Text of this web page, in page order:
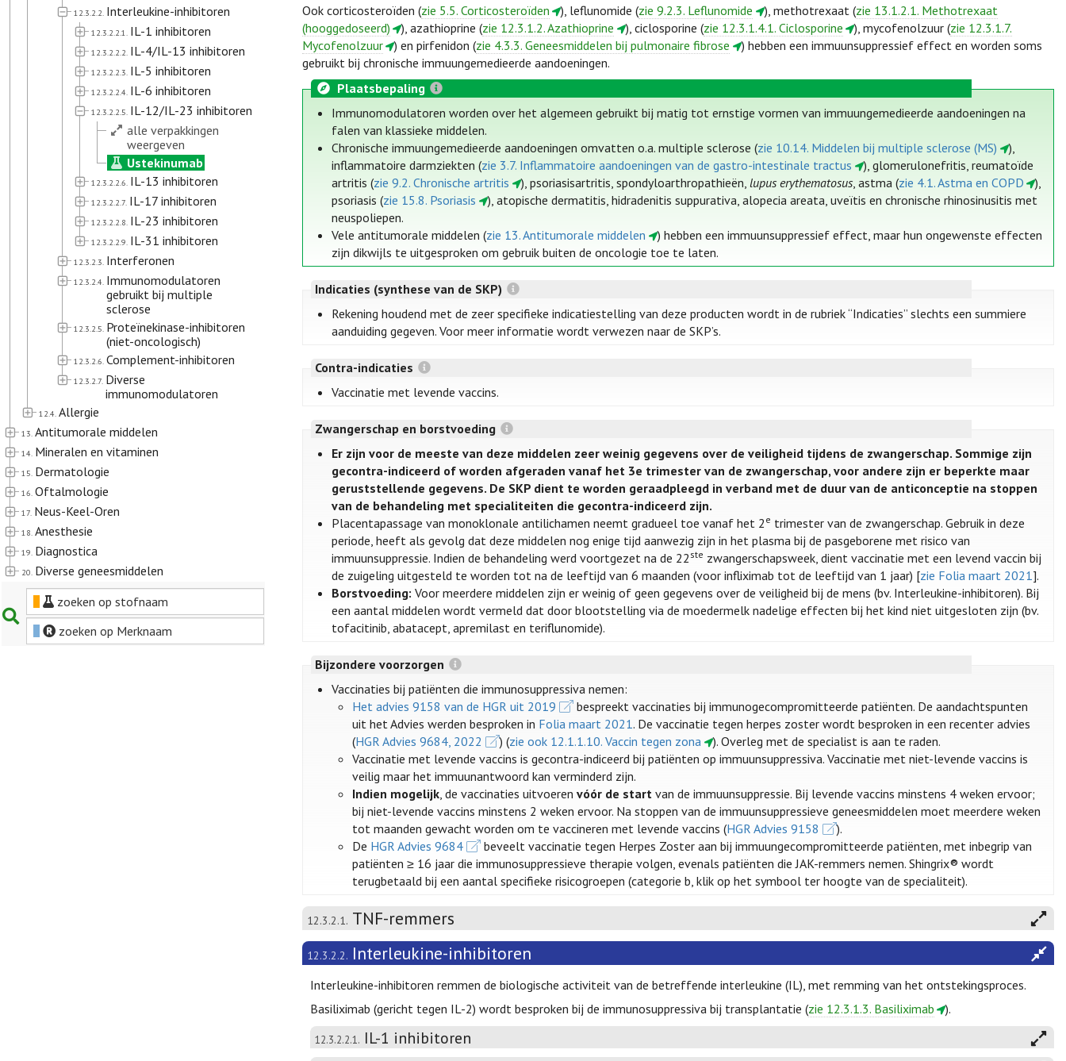
12.3.2.2. Interleukine-inhibitoren
12.3.2.2.1. IL-1 inhibitoren
12.3.2.2.2. IL-4/IL-13 inhibitoren
12.3.2.2.3. IL-5 inhibitoren
12.3.2.2.4. IL-6 inhibitoren
12.3.2.2.5. IL-12/IL-23 inhibitoren
alle verpakkingen
weergeven
Ustekinumab
12.3.2.2.6. IL-13 inhibitoren
12.3.2.2.7. IL-17 inhibitoren
12.3.2.2.8. IL-23 inhibitoren
12.3.2.2.9. IL-31 inhibitoren
12.3.2.3. Interferonen
12.3.2.4. Immunomodulatoren
gebruikt bij multiple
sclerose
12.3.2.5. Proteïnekinase-inhibitoren
(niet-oncologisch)
12.3.2.6. Complement-inhibitoren
12.3.2.7. Diverse
immunomodulatoren
12.4. Allergie
13. Antitumorale middelen
14. Mineralen en vitaminen
15. Dermatologie
16. Oftalmologie
17. Neus-Keel-Oren
18. Anesthesie
19. Diagnostica
20. Diverse geneesmiddelen
zoeken op stofnaam
zoeken op Merknaam
Ook corticosteroïden (zie 5.5. Corticosteroïden ), leflunomide (zie 9.2.3. Leflunomide ), methotrexaat (zie 13.1.2.1. Methotrexaat
(hooggedoseerd)
), azathioprine (zie 12.3.1.2. Azathioprine ), ciclosporine (zie 12.3.1.4.1. Ciclosporine ), mycofenolzuur (zie 12.3.1.7.
Mycofenolzuur
) en pirfenidon (zie 4.3.3. Geneesmiddelen bij pulmonaire fibrose
) hebben een immuunsuppressief effect en worden soms
gebruikt bij chronische immuungemedieerde aandoeningen.
Plaatsbepaling
Immunomodulatoren worden over het algemeen gebruikt bij matig tot ernstige vormen van immuungemedieerde aandoeningen na
falen van klassieke middelen.
Chronische immuungemedieerde aandoeningen omvatten o.a. multiple sclerose (zie 10.14. Middelen bij multiple sclerose (MS)
),
inflammatoire darmziekten (zie 3.7. Inflammatoire aandoeningen van de gastro-intestinale tractus
), glomerulonefritis, reumatoïde
artritis (zie 9.2. Chronische artritis ), psoriasisartritis, spondyloarthropathieën, lupus erythematosus, astma (zie 4.1. Astma en COPD
),
psoriasis (zie 15.8. Psoriasis
), atopische dermatitis, hidradenitis suppurativa, alopecia areata, uveïtis en chronische rhinosinusitis met
neuspoliepen.
Vele antitumorale middelen (zie 13. Antitumorale middelen
) hebben een immuunsuppressief effect, maar hun ongewenste effecten
zijn dikwijls te uitgesproken om gebruik buiten de oncologie toe te laten.
Indicaties (synthese van de SKP)
Rekening houdend met de zeer specifieke indicatiestelling van deze producten wordt in de rubriek “Indicaties” slechts een summiere
aanduiding gegeven. Voor meer informatie wordt verwezen naar de SKP’s.
Contra-indicaties
Vaccinatie met levende vaccins.
Zwangerschap en borstvoeding
Er zijn voor de meeste van deze middelen zeer weinig gegevens over de veiligheid tijdens de zwangerschap. Sommige zijn
gecontra-indiceerd of worden afgeraden vanaf het 3e trimester van de zwangerschap, voor andere zijn er beperkte maar
geruststellende gegevens. De SKP dient te worden geraadpleegd in verband met de duur van de anticonceptie na stoppen
van de behandeling met specialiteiten die gecontra-indiceerd zijn.
Placentapassage van monoklonale antilichamen neemt gradueel toe vanaf het 2 e trimester van de zwangerschap. Gebruik in deze
periode, heeft als gevolg dat deze middelen nog enige tijd aanwezig zijn in het plasma bij de pasgeborene met risico van
immuunsuppressie. Indien de behandeling werd voortgezet na de 22 ste zwangerschapsweek, dient vaccinatie met een levend vaccin bij
de zuigeling uitgesteld te worden tot na de leeftijd van 6 maanden (voor infliximab tot de leeftijd van 1 jaar) [zie Folia maart 2021].
Borstvoeding: Voor meerdere middelen zijn er weinig of geen gegevens over de veiligheid bij de mens (bv. Interleukine-inhibitoren). Bij
een aantal middelen wordt vermeld dat door blootstelling via de moedermelk nadelige effecten bij het kind niet uitgesloten zijn (bv.
tofacitinib, abatacept, apremilast en teriflunomide).
Bijzondere voorzorgen
Vaccinaties bij patiënten die immunosuppressiva nemen:
Het advies 9158 van de HGR uit 2019
bespreekt vaccinaties bij immunogecompromitteerde patiënten. De aandachtspunten
uit het Advies werden besproken in Folia maart 2021. De vaccinatie tegen herpes zoster wordt besproken in een recenter advies
(HGR Advies 9684, 2022 ) (zie ook 12.1.1.10. Vaccin tegen zona
). Overleg met de specialist is aan te raden.
Vaccinatie met levende vaccins is gecontra-indiceerd bij patiënten op immuunsuppressiva. Vaccinatie met niet-levende vaccins is
veilig maar het immuunantwoord kan verminderd zijn.
Indien mogelijk, de vaccinaties uitvoerenvóór de start van de immuunsuppressie. Bij levende vaccins minstens 4 weken ervoor;
bij niet-levende vaccins minstens 2 weken ervoor. Na stoppen van de immuunsuppressieve geneesmiddelen moet meerdere weken
tot maanden gewacht worden om te vaccineren met levende vaccins (HGR Advies 9158
).
De HGR Advies 9684
beveelt vaccinatie tegen Herpes Zoster aan bij immuungecompromitteerde patiënten, met inbegrip van
patiënten ≥ 16 jaar die immunosuppressieve therapie volgen, evenals patiënten die JAK-remmers nemen. Shingrix® wordt
terugbetaald bij een aantal specifieke risicogroepen (categorie b, klik op het symbool ter hoogte van de specialiteit).
12.3.2.1. TNF-remmers
12.3.2.2. Interleukine-inhibitoren
Interleukine-inhibitoren remmen de biologische activiteit van de betreffende interleukine (IL), met remming van het ontstekingsproces.
Basiliximab (gericht tegen IL-2) wordt besproken bij de immunosuppressiva bij transplantatie (zie 12.3.1.3. Basiliximab ).
12.3.2.2.1. IL-1 inhibitoren